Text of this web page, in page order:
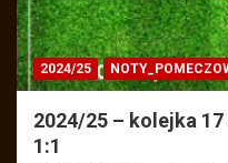
2024/25
2024/25 – kolejka
1:1